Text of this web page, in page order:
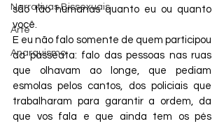
Narrativas Bissexuais
Arte
Anarquismo
são tão humanas quanto eu ou quanto
você.
E eu não falo somente de quem participou
da passeata: falo das pessoas nas ruas
que olhavam ao longe, que pediam
esmolas pelos cantos, dos policiais que
trabalharam para garantir a ordem, da
que vos fala e que ainda tem os pés